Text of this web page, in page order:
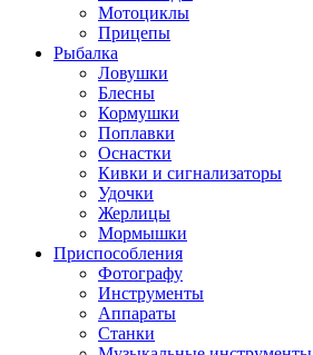
Мотоциклы
Прицепы
Рыбалка
Ловушки
Блесны
Кормушки
Поплавки
Оснастки
Кивки и сигнализаторы
Удочки
Жерлицы
Мормышки
Приспособления
Фотографу
Инструменты
Аппараты
Станки